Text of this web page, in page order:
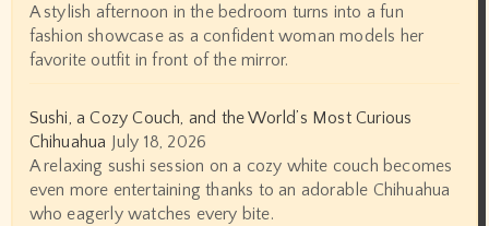
A stylish afternoon in the bedroom turns into a fun
fashion showcase as a confident woman models her
favorite outfit in front of the mirror.
Sushi, a Cozy Couch, and the World’s Most Curious
Chihuahua July 18, 2026
A relaxing sushi session on a cozy white couch becomes
even more entertaining thanks to an adorable Chihuahua
who eagerly watches every bite.